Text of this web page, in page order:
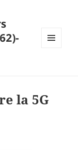
la 5G